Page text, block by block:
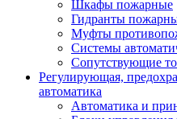
Шкафы пожарные
Гидранты
Муфты
Системы
Сопутствующие
Регулирующая,
автоматика
Автоматика и